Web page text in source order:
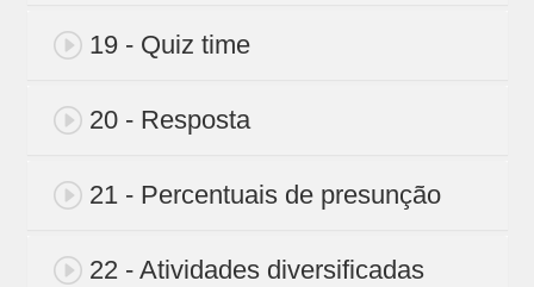
19 - Quiz time
20 - Resposta
21 - Percentuais de presunção
22 - Atividades diversificadas